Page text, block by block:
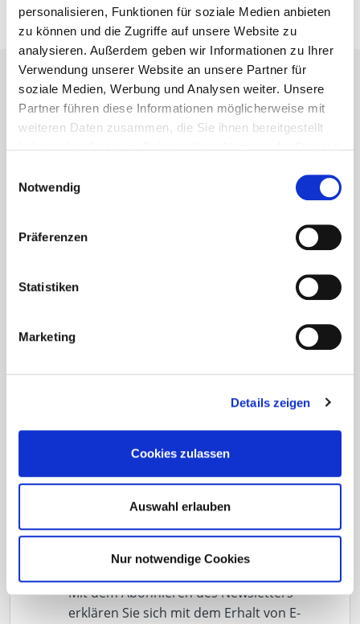
personalisieren, Funktionen für soziale Medien anbieten
zu können und die Zugriffe auf unsere Website zu
analysieren. Außerdem geben wir Informationen zu Ihrer
Verwendung unserer Website an unsere Partner für
soziale Medien, Werbung und Analysen weiter. Unsere
Partner führen diese Informationen möglicherweise mit
weiteren Daten zusammen, die Sie ihnen bereitgestellt
Notwendig
Präferenzen
Statistiken
Marketing
Details zeigen
Cookies zulassen
Auswahl erlauben
Nur notwendige Cookies
Newsletter
rund um Eurotec verpassen
Über welche Themen möchten Sie informiert
(Mehrfachauswahl möglich)
Terrassenbau Fassade
Beton Holzbau
Dach Werkzeuge
Eurotec COACH Solar
Mit dem Abonnieren des Newsletters
erklären Sie sich mit dem Erhalt von E-